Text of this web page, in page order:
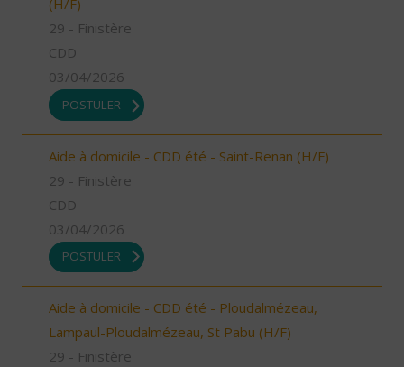
(H/F)
29 - Finistère
CDD
03/04/2026
POSTULER
Aide à domicile - CDD été - Saint-Renan (H/F)
29 - Finistère
CDD
03/04/2026
POSTULER
Aide à domicile - CDD été - Ploudalmézeau,
Lampaul-Ploudalmézeau, St Pabu (H/F)
29 - Finistère